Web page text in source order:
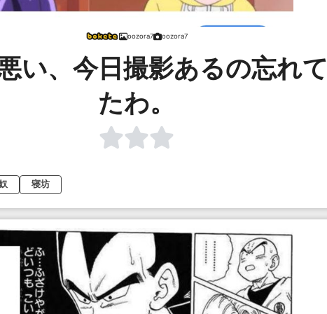
oozora7 oozora7
い、今日撮影あるの忘れて
たわ。
寝坊